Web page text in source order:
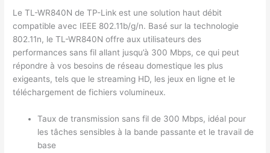
Le TL-WR840N de TP-Link est une solution haut débit
compatible avec IEEE 802.11b/g/n. Basé sur la technologie
802.11n, le TL-WR840N offre aux utilisateurs des
performances sans fil allant jusqu’à 300 Mbps, ce qui peut
répondre à vos besoins de réseau domestique les plus
exigeants, tels que le streaming HD, les jeux en ligne et le
téléchargement de fichiers volumineux.
Taux de transmission sans fil de 300 Mbps, idéal pour
les tâches sensibles à la bande passante et le travail de
base